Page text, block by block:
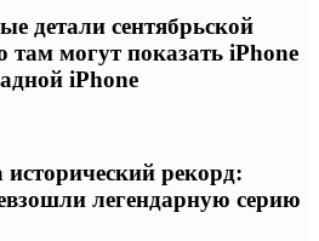
детали сентябрьской
там могут показать iPhone
iPhone
исторический рекорд:
легендарную серию